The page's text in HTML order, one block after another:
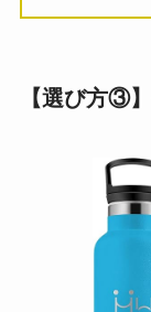
【選び方③